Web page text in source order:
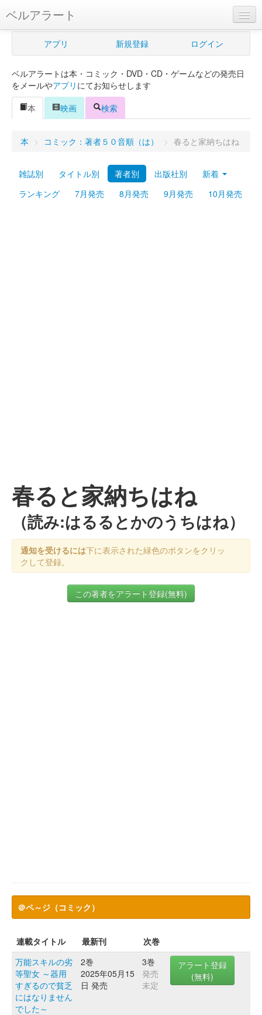
ベルアラート
ベルアラートとは
新規登録
ログイン
Myシェルフ
プレミアム
アプリ 新規登録 ログイン
ベルアラートは本・コミック・DVD・CD・ゲームなどの発売日
をメールやアプリ にてお知らせします
本
映画 検索
本 > コミック：著者５０音順（は） > 春ると家納ちはね
雑誌別 タイトル別 著者別 出版社別
新着
ランキング
7月発売 8月発売 9月発売 10月発売
春ると家納ちはね
（読み:はるるとかのうちはね）
通知を受けるには下に表示された緑色のボタンをクリッ
クして登録。
この著者をアラート登録(無料)
＠ペ～ジ（コミック）
連載タイトル 最新刊
次巻
万能スキルの劣
等聖女 ～器用
すぎるので貧乏
にはなりません
でした～
2巻
2025年05月15
日 発売
3巻
発売
未定
アラート登録
(無料)